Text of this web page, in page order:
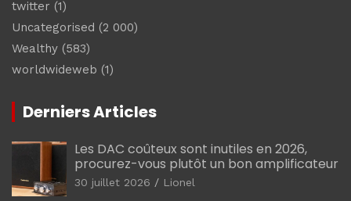
twitter (1)
Uncategorised (2 000)
Wealthy (583)
worldwideweb (1)
Derniers Articles
Les DAC coûteux sont inutiles en 2026,
procurez-vous plutôt un bon amplificateur
30 juillet 2026 Lionel